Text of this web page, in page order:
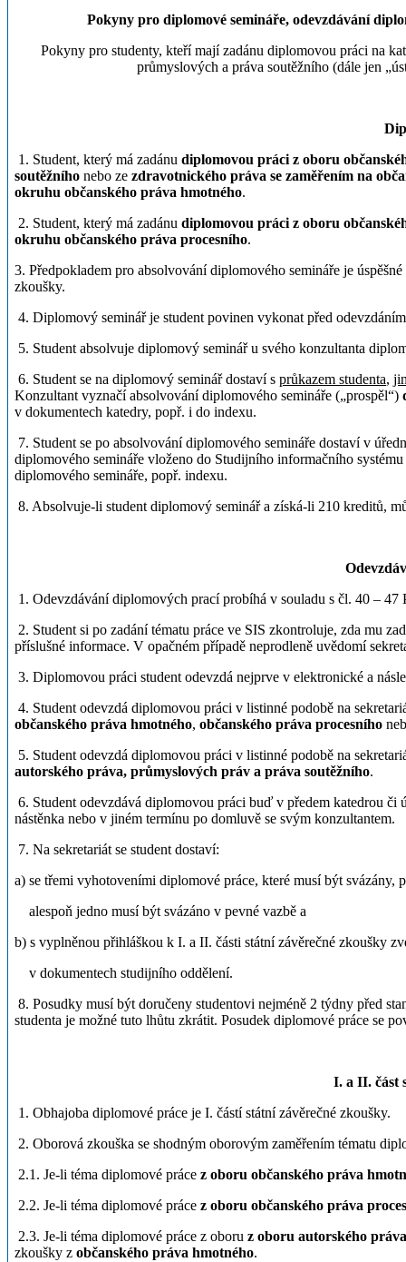
Pokyny pro diplomové semináře, odevzdávání
Pokyny pro studenty, kteří mají zadánu diplomovou práci na
průmyslových a práva soutěžního (dále jen
1. Student, který má zadánu diplomovou práci z oboru
soutěžního nebo ze zdravotnického práva se zaměřením na
okruhu občanského práva hmotného.
2. Student, který má zadánu diplomovou práci z oboru
okruhu občanského práva procesního.
3. Předpokladem pro absolvování diplomového semináře je
zkoušky.
4. Diplomový seminář je student povinen vykonat před
5. Student absolvuje diplomový seminář u svého konzultanta
6. Student se na diplomový seminář dostaví s průkazem studenta,
Konzultant vyznačí absolvování diplomového semináře („prospěl“)
v dokumentech katedry, popř. i do indexu.
7. Student se po absolvování diplomového semináře dostaví v
diplomového semináře vloženo do Studijního informačního
diplomového semináře, popř. indexu.
8. Absolvuje-li student diplomový seminář a získá-li 210 kreditů,
1. Odevzdávání diplomových prací probíhá v souladu s čl. 40 –
2. Student si po zadání tématu práce ve SIS zkontroluje, zda mu
příslušné informace. V opačném případě neprodleně uvědomí
3. Diplomovou práci student odevzdá nejprve v elektronické a
4. Student odevzdá diplomovou práci v listinné podobě na
občanského práva hmotného, občanského práva procesního
5. Student odevzdá diplomovou práci v listinné podobě na
autorského práva, průmyslových práv a práva soutěžního.
6. Student odevzdává diplomovou práci buď v předem katedrou či
nástěnka nebo v jiném termínu po domluvě se svým konzultantem.
7. Na sekretariát se student dostaví:
a) se třemi vyhotoveními diplomové práce, které musí být
alespoň jedno musí být svázáno v pevné vazbě a
b) s vyplněnou přihláškou k I. a II. části státní závěrečné zkoušky
v dokumentech studijního oddělení.
8. Posudky musí být doručeny studentovi nejméně 2 týdny před
studenta je možné tuto lhůtu zkrátit. Posudek diplomové práce se
I. a II. část
1. Obhajoba diplomové práce je I. částí státní závěrečné zkoušky.
2. Oborová zkouška se shodným oborovým zaměřením tématu
2.1. Je-li téma diplomové práce z oboru občanského práva
2.2. Je-li téma diplomové práce z oboru občanského práva
2.3. Je-li téma diplomové práce z oboru z oboru autorského
zkoušky z občanského práva hmotného.